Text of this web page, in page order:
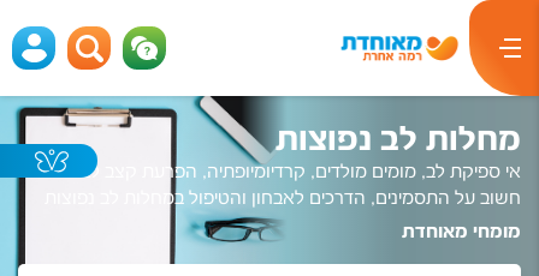
מחלות לב נפוצות
אי ספיקת לב, מומים מולדים, קרדיומיופתיה, הפרעת קצב לב: מידע
חשוב על התסמינים, הדרכים לאבחון והטיפול במחלות לב נפוצות
מומחי מאוחדת